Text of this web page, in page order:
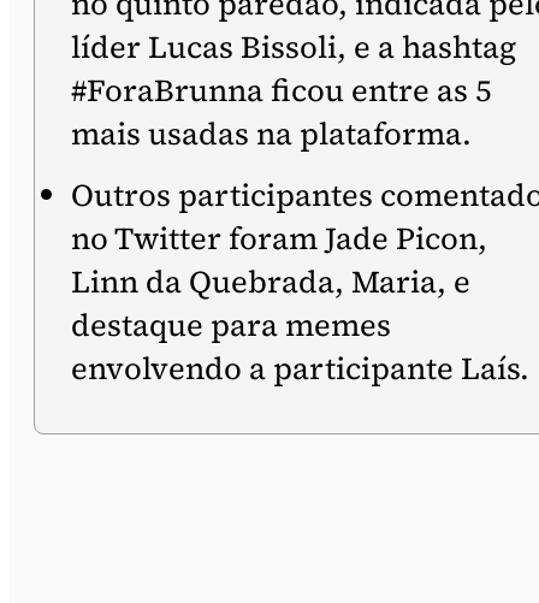
líder Lucas Bissoli, e a hashtag
#ForaBrunna ficou entre as 5
mais usadas na plataforma.
Outros participantes
no Twitter foram Jade Picon,
Linn da Quebrada, Maria, e
destaque para memes
envolvendo a participante Laís.